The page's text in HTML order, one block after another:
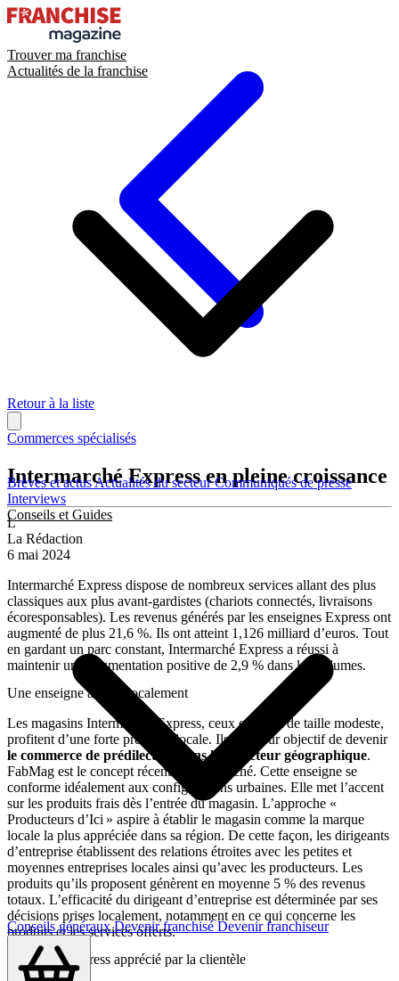
Trouver ma franchise
Actualités de la franchise
Brèves et actusActualités du secteurCommuniqués de presse
Interviews
Conseils et Guides
Conseils générauxDevenir franchisé Devenir franchiseur
Retour à la liste
Commerces spécialisés
Intermarché Express en pleine croissance
L
La Rédaction
6 mai 2024
Intermarché Express dispose de nombreux services allant des plus
classiques aux plus avant-gardistes (chariots connectés, livraisons
écoresponsables). Les revenus générés par les enseignes Express ont
augmenté de plus 21,6 %. Ils ont atteint 1,126 milliard d’euros. Tout
en gardant un parc constant, Intermarché Express a réussi à
maintenir une augmentation positive de 2,9 % dans les volumes.
Une enseigne ancrée localement
Les magasins Intermarché Express, ceux qui sont de taille modeste,
profitent d’une forte présence locale. Ils ont pour objectif de devenir
le commerce de prédilection dans leur secteur géographique.
FabMag est le concept récent d’Intermarché. Cette enseigne se
conforme idéalement aux configurations urbaines. Elle met l’accent
sur les produits frais dès l’entrée du magasin. L’approche «
Producteurs d’Ici » aspire à établir le magasin comme la marque
locale la plus appréciée dans sa région. De cette façon, les dirigeants
d’entreprise établissent des relations étroites avec les petites et
moyennes entreprises locales ainsi qu’avec les producteurs. Les
produits qu’ils proposent génèrent en moyenne 5 % des revenus
totaux. L’efficacité du dirigeant d’entreprise est déterminée par ses
décisions prises localement, notamment en ce qui concerne les
produits et les services offerts.
Le format Express apprécié par la clientèle